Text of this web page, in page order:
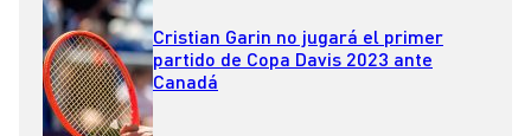
Cristian Garin no jugará el primer
partido de Copa Davis 2023 ante
Canadá